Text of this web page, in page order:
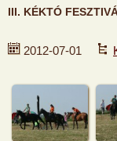
III. KÉKTÓ
2012-07-01